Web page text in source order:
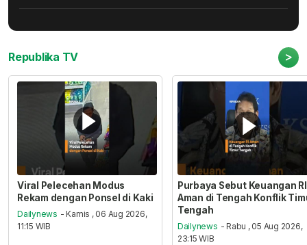
Republika TV >
Viral Pelecehan Modus
Rekam dengan Ponsel di Kaki
Dailynews - Kamis , 06 Aug 2026,
11:15 WIB
Purbaya Sebut Keuangan RI
Aman di Tengah Konflik
Tengah
Dailynews - Rabu , 05 Aug 2026,
23:15 WIB